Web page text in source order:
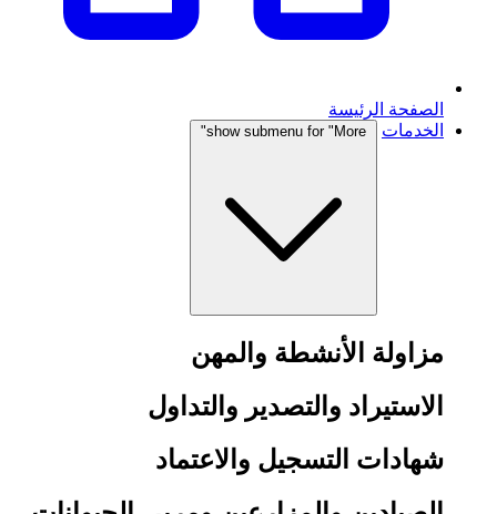
الصفحة الرئيسة
الخدمات
show submenu for "More"
مزاولة الأنشطة والمهن
الاستيراد والتصدير والتداول
شهادات التسجيل والاعتماد